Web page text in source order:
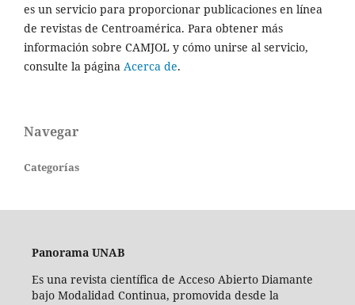
es un servicio para proporcionar publicaciones en línea
de revistas de Centroamérica. Para obtener más
información sobre CAMJOL y cómo unirse al servicio,
consulte la página Acerca de.
Navegar
Categorías
Panorama UNAB
Es una revista científica de Acceso Abierto Diamante
bajo Modalidad Continua, promovida desde la